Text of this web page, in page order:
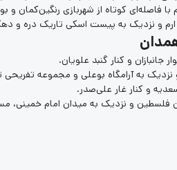
با فاصله‌ای کوتاه از شهربازی رنگین‌کمان و
ارم و نزدیک به پیست اسکی تاریک دره و
جانبازان و کنار گنبد علویان.
نزدیک به آرامگاه بوعلی و مجموعه تفریحی
و کنار غار علی‌صدر.
فلسطین و نزدیک به میدان امام خمینی،